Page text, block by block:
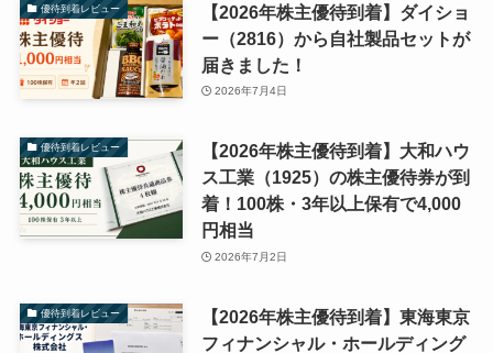
優待到着レビュー
【2026年株主優待到着】ダイショ
ー（2816）から自社製品セットが
届きました！
2026年7月4日
優待到着レビュー
【2026年株主優待到着】大和ハウ
ス工業（1925）の株主優待券が到
着！100株・3年以上保有で4,000
円相当
2026年7月2日
優待到着レビュー
【2026年株主優待到着】東海東京
フィナンシャル・ホールディング